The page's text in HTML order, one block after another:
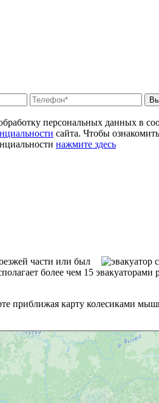
персональных данных в
сайта. Чтобы
нажмите здесь
части или был
более чем 15
приближая карту колесиками